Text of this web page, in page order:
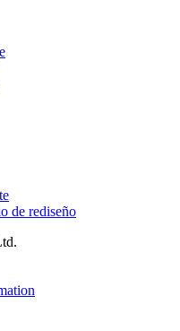
de rediseño